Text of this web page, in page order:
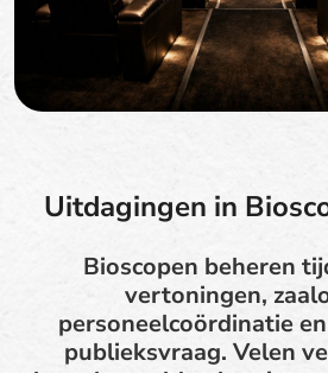
Uitdagingen in
Bioscopen beheren
vertoningen,
personeelcoördinatie
publieksvraag. Velen